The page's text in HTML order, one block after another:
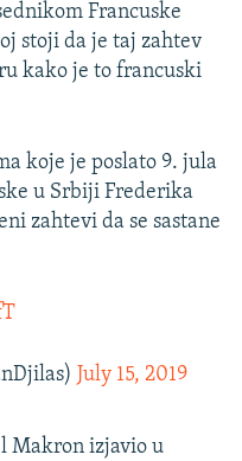
Francuske
stoji da je taj zahtev
kako je to francuski
koje je poslato 9. jula
u Srbiji Frederika
zahtevi da se sastane
July 15, 2019
Makron izjavio u